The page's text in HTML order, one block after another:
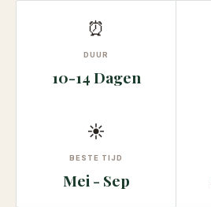
⏰
DUUR
10-14 Dagen
☀
BESTE TIJD
Mei - Sep